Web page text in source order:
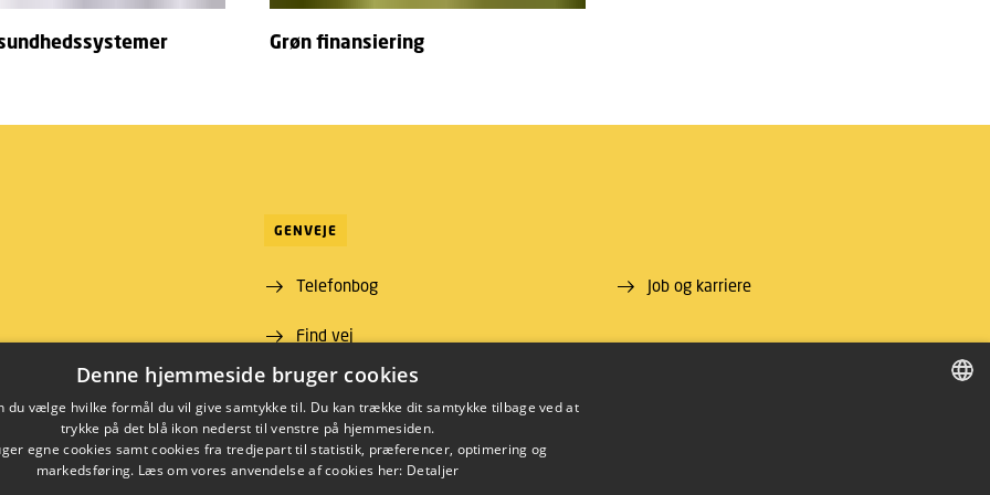
Grøn finansiering
46
GENVEJE
Telefonbog
Find vej
Job og karriere
Denne hjemmeside bruger cookies
du vælge hvilke formål du vil give samtykke til. Du kan trække dit samtykke tilbage ved at
trykke på det blå ikon nederst til venstre på hjemmesiden.
egne cookies samt cookies fra tredjepart til statistik, præferencer, optimering og
markedsføring. Læs om vores anvendelse af cookies her: Detaljer